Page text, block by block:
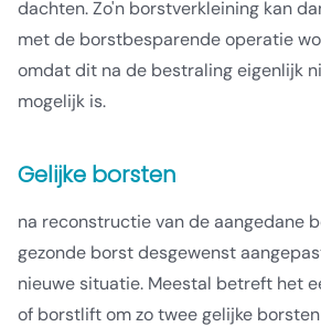
dachten. Zo'n borstverkleining kan
met de borstbesparende operatie
omdat dit na de bestraling eigenlijk
mogelijk is.
Gelijke borsten
na reconstructie van de aangedane
gezonde borst desgewenst
nieuwe situatie. Meestal betreft het
of borstlift om zo twee gelijke